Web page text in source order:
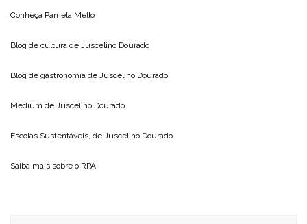
Conheça Pamela Mello
Blog de cultura de Juscelino Dourado
Blog de gastronomia de Juscelino Dourado
Medium de Juscelino Dourado
Escolas Sustentáveis, de Juscelino Dourado
Saiba mais sobre o RPA